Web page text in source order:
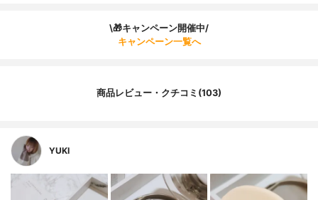
\🎁キャンペーン開催中/
キャンペーン一覧へ
商品レビュー・クチコミ(103)
YUKI